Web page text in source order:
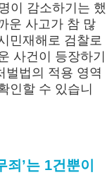
이 감소하기는 했
운 사고가 참 많
민재해로 검찰로
사건이 등장하기
벌법의 적용 영역
인할 수 있습니
’는 1건뿐이